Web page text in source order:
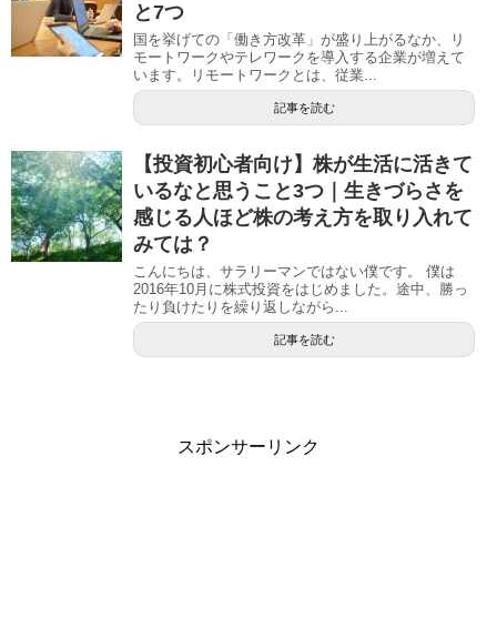
と7つ
国を挙げての「働き方改革」が盛り上がるなか、リ
モートワークやテレワークを導入する企業が増えて
います。リモートワークとは、従業...
記事を読む
【投資初心者向け】株が生活に活きて
いるなと思うこと3つ｜生きづらさを
感じる人ほど株の考え方を取り入れて
みては？
こんにちは、サラリーマンではない僕です。 僕は
2016年10月に株式投資をはじめました。途中、勝っ
たり負けたりを繰り返しながら...
記事を読む
スポンサーリンク